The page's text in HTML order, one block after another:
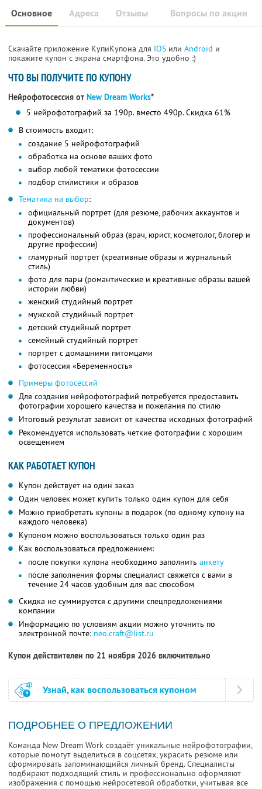
Основное Отзывы Вопросы по акции
Адреса
Скачайте приложение КупиКупона для IOS или Android и
покажите купон с экрана смартфона. Это удобно :)
ЧТО ВЫ ПОЛУЧИТЕ ПО КУПОНУ
Нейрофотосессия от New Dream Works*
5 нейрофотографий за 190р. вместо 490р. Скидка 61%
В стоимость входит:
создание 5 нейрофотографий
обработка на основе ваших фото
выбор любой тематики фотосессии
подбор стилистики и образов
Тематика на выбор:
официальный портрет (для резюме, рабочих аккаунтов и
документов)
профессиональный образ (врач, юрист, косметолог, блогер и
другие профессии)
гламурный портрет (креативные образы и журнальный
стиль)
фото для пары (романтические и креативные образы вашей
истории любви)
женский студийный портрет
мужской студийный портрет
детский студийный портрет
семейный студийный портрет
портрет с домашними питомцами
фотосессия «Беременность»
Примеры фотосессий
Для создания нейрофотографий потребуется предоставить
фотографии хорошего качества и пожелания по стилю
Итоговый результат зависит от качества исходных фотографий
Рекомендуется использовать четкие фотографии с хорошим
освещением
КАК РАБОТАЕТ КУПОН
Купон действует на один заказ
Один человек может купить только один купон для себя
Можно приобретать купоны в подарок (по одному купону на
каждого человека)
Купоном можно воспользоваться только один раз
Как воспользоваться предложением:
после покупки купона необходимо заполнить анкету
после заполнения формы специалист свяжется с вами в
течение 24 часов удобным для вас способом
Скидка не суммируется с другими спецпредложениями
компании
Информацию по условиям акции можно уточнить по
электронной почте: neo.craft@list.ru
Купон действителен по 21 ноября 2026 включительно
Узнай, как воспользоваться купоном
ПОДРОБНЕЕ О ПРЕДЛОЖЕНИИ
Команда New Dream Work создаёт уникальные нейрофотографии,
которые помогут выделиться в соцсетях, украсить резюме или
сформировать запоминающийся личный бренд. Специалисты
подбирают подходящий стиль и профессионально оформляют
изображения с помощью нейросетевой обработки, учитывая все